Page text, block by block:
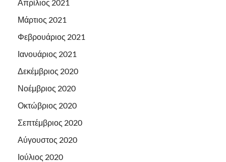
Απρίλιος 2021
Μάρτιος 2021
Φεβρουάριος 2021
Ιανουάριος 2021
Δεκέμβριος 2020
Νοέμβριος 2020
Οκτώβριος 2020
Σεπτέμβριος 2020
Αύγουστος 2020
Ιούλιος 2020